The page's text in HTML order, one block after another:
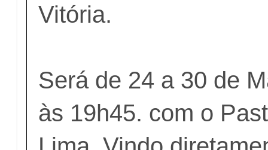
Vitória.
Será de 24 a 30 de
às 19h45. com o